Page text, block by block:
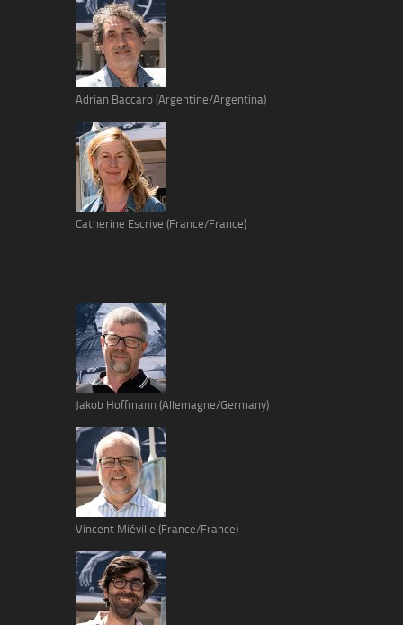
Adrian Baccaro (Argentine/Argentina)
Catherine Escrive (France/France)
Jakob Hoffmann (Allemagne/Germany)
Vincent Miéville (France/France)